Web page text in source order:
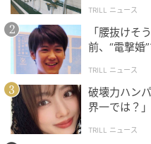
中で拍手」
TRILL ニュース
「腰抜けそ
前、“電撃婚
TRILL ニュース
破壊力ハン
界一では？
TRILL ニュース